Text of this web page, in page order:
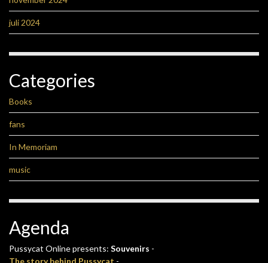
juli 2024
Categories
Books
fans
In Memoriam
music
Agenda
Pussycat Online presents: Souvenirs -
The story behind Pussycat -